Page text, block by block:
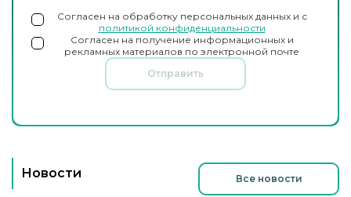
Согласен на обработку персональных данных и с
политикой конфиденциальности
Согласен на получение информационных и
рекламных материалов по электронной почте
Отправить
Новости Все новости